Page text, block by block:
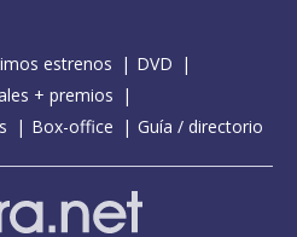
estrenos
DVD
+ premios
Box-office Guía / directorio